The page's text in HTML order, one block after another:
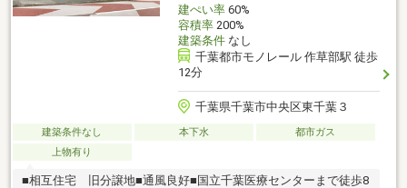
建ぺい率60%
容積率200%
建築条件なし
千葉都市モノレール 作草部駅 徒歩
12分
千葉県千葉市中央区東千葉３
建築条件なし 本下水
都市ガス
上物有り
■相互住宅 旧分譲地■通風良好■国立千葉医療センターまで徒歩8